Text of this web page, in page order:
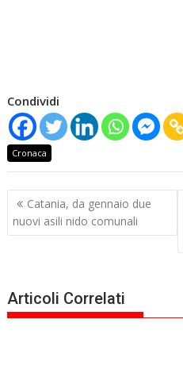
Condividi
Cronaca
Navigazione
articoli
Catania, da gennaio due
nuovi asili nido comunali
Articoli Correlati